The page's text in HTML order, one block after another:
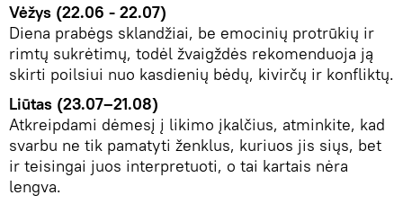
Vėžys (22.06 - 22.07)
Diena prabėgs sklandžiai, be emocinių protrūkių ir
rimtų sukrėtimų, todėl žvaigždės rekomenduoja ją
skirti poilsiui nuo kasdienių bėdų, kivirčų ir konfliktų.
Liūtas (23.07–21.08)
Atkreipdami dėmesį į likimo įkalčius, atminkite, kad
svarbu ne tik pamatyti ženklus, kuriuos jis siųs, bet
ir teisingai juos interpretuoti, o tai kartais nėra
lengva.